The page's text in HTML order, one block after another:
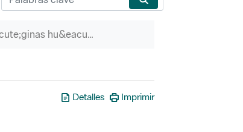
P&aacute;ginas hu&eacute;rfanas
Detalles Imprimir